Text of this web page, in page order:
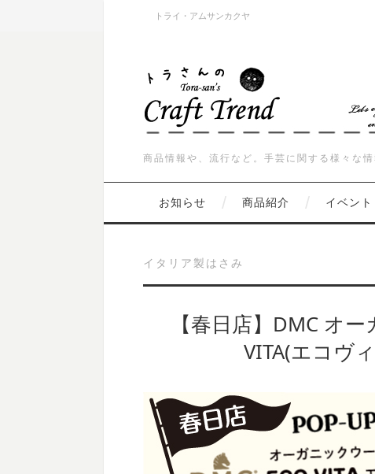
トライ・アムサンカクヤ
商品情報や、流行など。手芸に関する様々な情
お知らせ 商品紹介 イベント
イタリア製はさみ
【春日店】DMC オ
VITA(エコヴ